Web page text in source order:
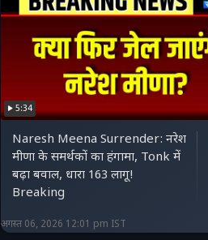
5:34
Naresh Meena Surrender: नरेश
मीणा के समर्थकों का हंगामा, Tonk में
बढ़ा बवाल, धारा 163 लागू!
Breaking
अगस्त 06, 2026 12:01 pm IST